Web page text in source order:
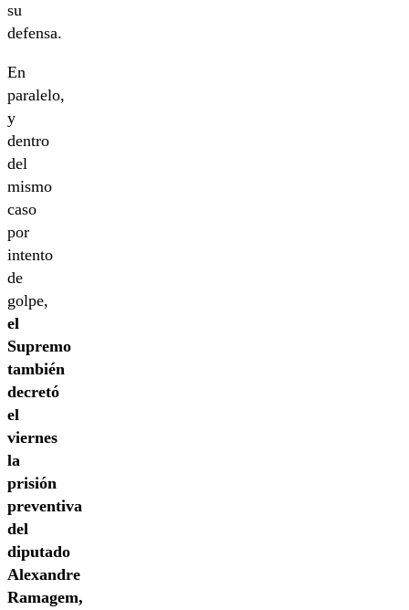
su
defensa.
En
paralelo,
y
dentro
del
mismo
caso
por
intento
de
golpe,
el
Supremo
también
decretó
el
viernes
la
prisión
preventiva
del
diputado
Alexandre
Ramagem,